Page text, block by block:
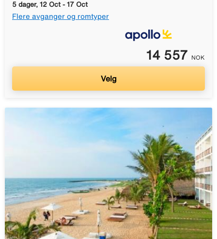
5 dager, 12 Oct - 17 Oct
Flere avganger og romtyper
14 557 NOK
Velg